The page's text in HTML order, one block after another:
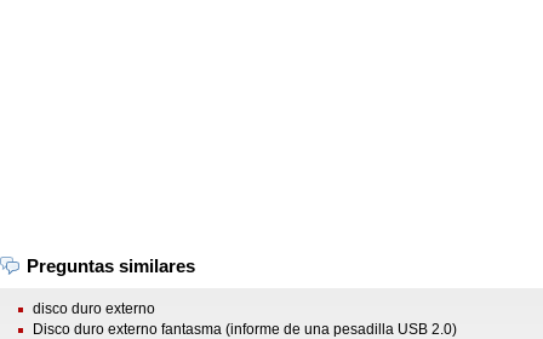
Preguntas similares
disco duro externo
Disco duro externo fantasma (informe de una pesadilla USB 2.0)